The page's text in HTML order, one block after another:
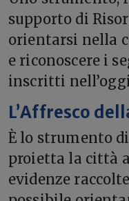
supporto di
orientarsi nella
e riconoscere i
inscritti
L’Affresco
È lo strumento
proietta la città
evidenze